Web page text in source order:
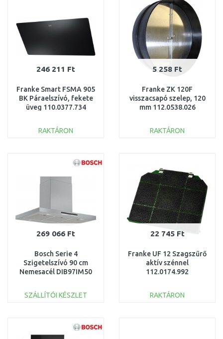
246 211 Ft
Franke Smart FSMA 905
BK Páraelszívó, fekete
üveg 110.0377.734
RAKTÁRON
Összehasonlítás
5 258 Ft
Franke ZK 120F
visszacsapó szelep, 120
mm 112.0538.026
RAKTÁRON
269 066 Ft
Bosch Serie 4
Szigetelszívó 90 cm
Nemesacél DIB97IM50
SZÁLLÍTÓI KÉSZLET
Összehasonlítás
22 745 Ft
Franke UF 12 Szagszűrő
aktív szénnel
112.0174.992
RAKTÁRON